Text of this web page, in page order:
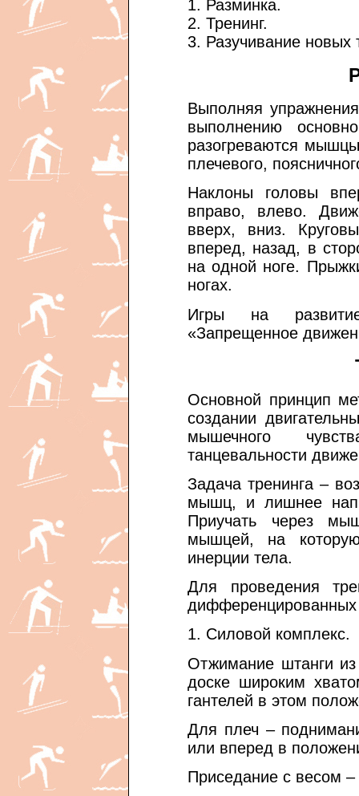
1. Разминка.
2. Тренинг.
3. Разучивание новых
Выполняя
выполнению
разогреваются
плечевого,
Наклоны головы
вправо, влево.
вверх, вниз.
вперед, назад, в
на одной ноге.
ногах.
Игры на
«Запрещенное
Основной принцип
создании
мышечного
танцевальности
Задача тренинга –
мышц, и лишнее
Приучать через
мышцей, на
инерции тела.
Для проведения
дифференцированных
1. Силовой комплекс.
Отжимание штанги
доске широким
гантелей в этом
Для плеч –
или вперед в
Приседание с весом –